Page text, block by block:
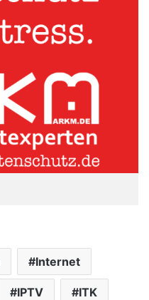
Internet
IPTV ITK